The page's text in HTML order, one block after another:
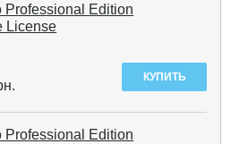
Professional Edition
License
Professional Edition